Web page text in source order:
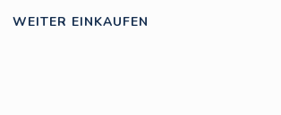
WEITER EINKAUFEN